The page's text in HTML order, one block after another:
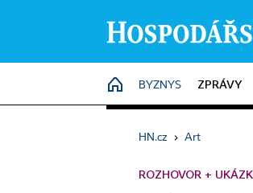
HOME
BYZNYS ZPRÁVY
HN.cz › Art
ROZHOVOR +